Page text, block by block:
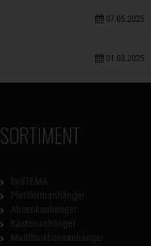
07.05.2025
01.03.2025
SORTIMENT